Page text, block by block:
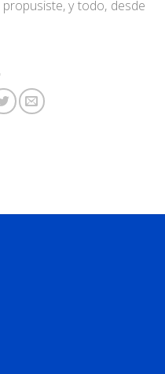
y todo, desde